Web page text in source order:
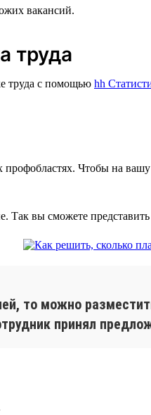
вакансий.
труда
труда с помощью hh
Чтобы на
вы сможете
то можно
принял